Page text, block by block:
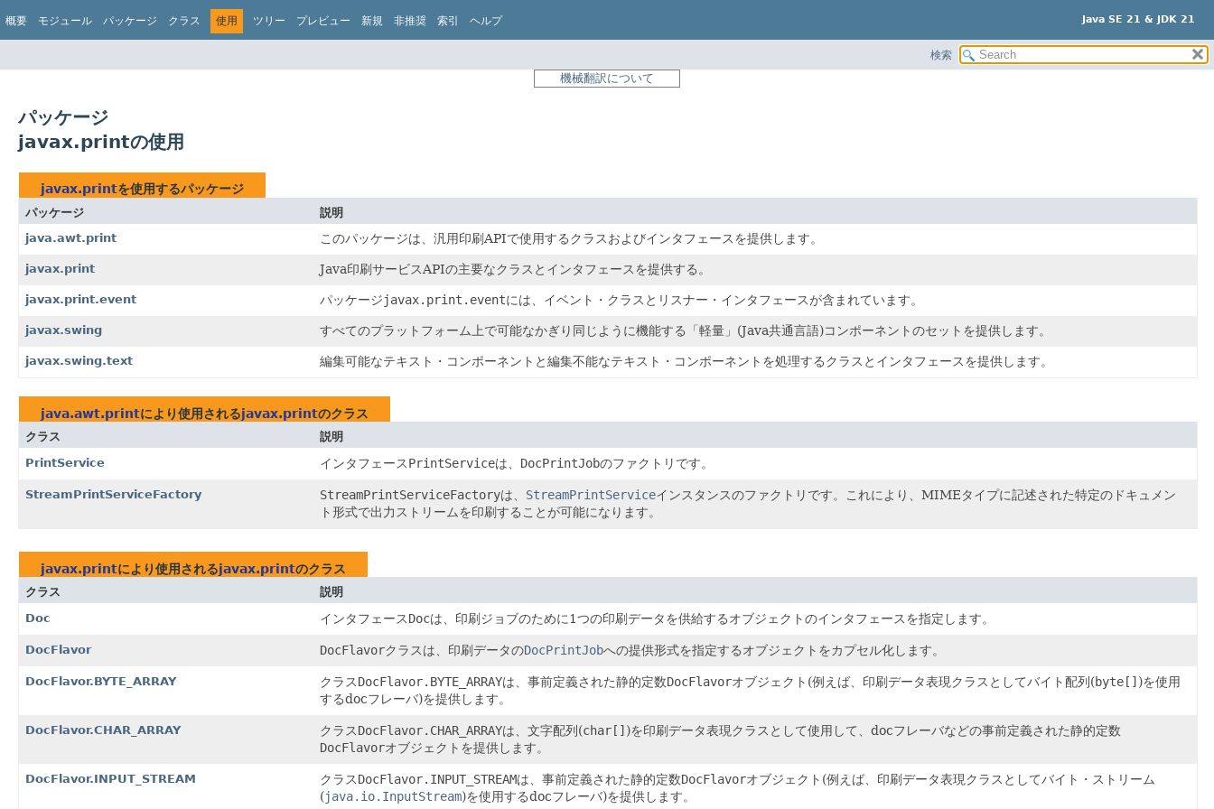
Java SE 21 & JDK 21
概要 モジュール パッケージ クラス 使用 ツリー プレビュー 新規 非推奨 索引 ヘルプ
検索
機械翻訳について
パッケージ
javax.printの使用
javax.printを使用するパッケージ
パッケージ
説明
java.awt.print
このパッケージは、汎用印刷APIで使用するクラスおよびインタフェースを提供します。
javax.print Java印刷サービスAPIの主要なクラスとインタフェースを提供する。
javax.print.event パッケージjavax.print.eventには、イベント・クラスとリスナー・インタフェースが含まれています。
javax.swing すべてのプラットフォーム上で可能なかぎり同じように機能する「軽量」(Java共通言語)コンポーネントのセットを提供します。
javax.swing.text 編集可能なテキスト・コンポーネントと編集不能なテキスト・コンポーネントを処理するクラスとインタフェースを提供します。
java.awt.printにより使用されるjavax.printのクラス
クラス
説明
PrintService
インタフェースPrintServiceは、 DocPrintJobのファクトリです。
StreamPrintServiceFactory StreamPrintServiceFactoryは、 StreamPrintServiceインスタンスのファクトリです。これにより、MIMEタイプに記述された特定のドキュメン
ト形式で出力ストリームを印刷することが可能になります。
javax.printにより使用されるjavax.printのクラス
クラス
説明
Doc
インタフェースDocは、印刷ジョブのために1つの印刷データを供給するオブジェクトのインタフェースを指定します。
DocFlavor DocFlavorクラスは、印刷データのDocPrintJobへの提供形式を指定するオブジェクトをカプセル化します。
DocFlavor.BYTE_ARRAY クラスDocFlavor.BYTE_ARRAYは、事前定義された静的定数DocFlavorオブジェクト(例えば、印刷データ表現クラスとしてバイト配列(byte[])を使用
するdocフレーバ)を提供します。
DocFlavor.CHAR_ARRAY クラスDocFlavor.CHAR_ARRAYは、文字配列(char[])を印刷データ表現クラスとして使用して、docフレーバなどの事前定義された静的定数
DocFlavorオブジェクトを提供します。
DocFlavor.INPUT_STREAM クラスDocFlavor.INPUT_STREAMは、事前定義された静的定数DocFlavorオブジェクト(例えば、印刷データ表現クラスとしてバイト・ストリーム
(java.io.InputStream)を使用するdocフレーバ)を提供します。